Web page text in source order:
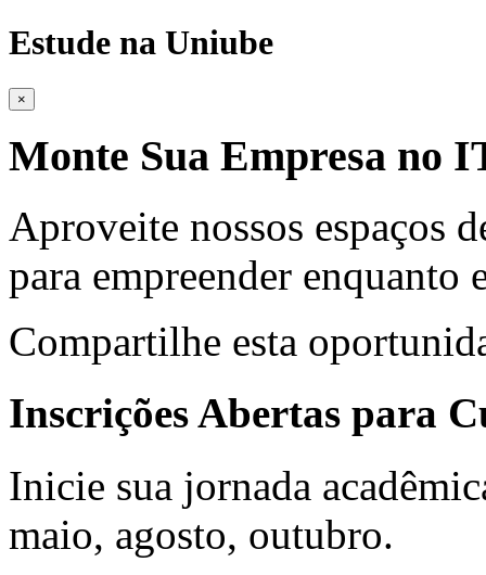
Estude na Uniube
×
Monte Sua Empresa no
Aproveite nossos espaços
para empreender enquanto
Compartilhe esta
Inscrições Abertas para
Inicie sua jornada
maio, agosto, outubro.